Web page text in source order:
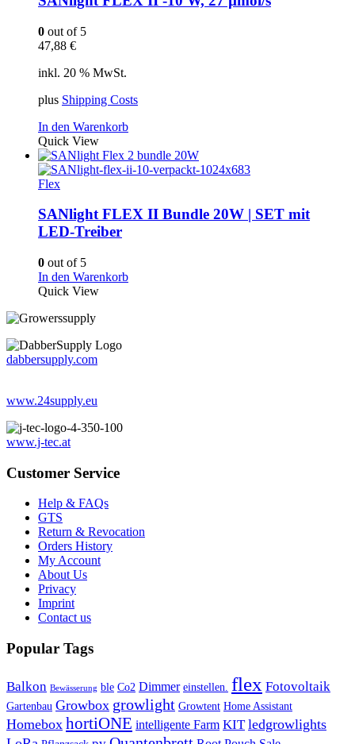
0 out of 5
47,88 €
inkl. 20 % MwSt.
plus Shipping Costs
In den Warenkorb
Quick View
Flex
SANlight FLEX II Bundle 20W | SET mit
LED-Treiber
0 out of 5
In den Warenkorb
Quick View
dabbersupply.com
www.24supply.eu
www.j-tec.at
Customer Service
Help & FAQs
GTS
Return & Revocation
Orders History
My Account
About Us
Privacy
Imprint
Contact us
Popular Tags
Balkon Bewässerung ble Co2 Dimmer einstellen. flex Fotovoltaik
Gartenbau Growbox growlight Growtent Home Assistant
Homebox hortiONE intelligente Farm KIT ledgrowlights